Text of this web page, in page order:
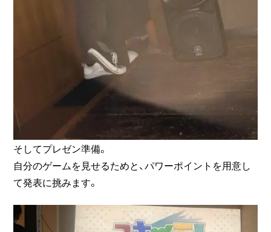
そしてプレゼン準備。
自分のゲームを見せるためと、パワーポイントを用意し
て発表に挑みます。